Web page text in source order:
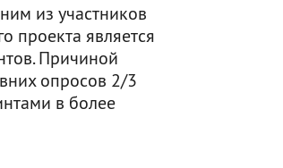
из участников
проекта является
Причиной
опросов 2/3
в более